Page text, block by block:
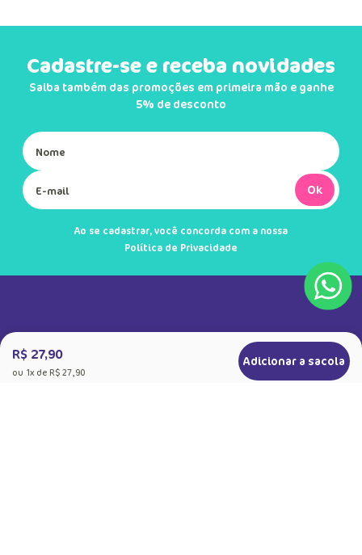
R$ 27,90
ou 1x de R$ 27,90
Adicionar a sacola
Cadastre-se e receba novidades
Saiba também das promoções em primeira mão e ganhe
5% de desconto
Ok
Ao se cadastrar, você concorda com a nossa
Política de Privacidade